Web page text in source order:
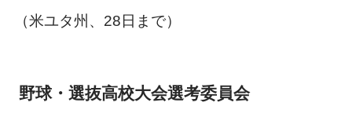
（米ユタ州、28日まで）
野球・選抜高校大会選考委員会